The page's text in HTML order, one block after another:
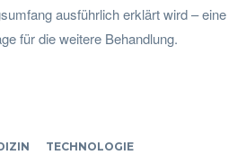
ausführlich erklärt wird – eine
für die weitere Behandlung.
TECHNOLOGIE